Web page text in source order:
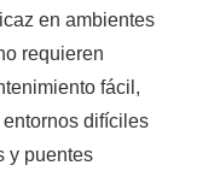
en ambientes
requieren
fácil,
difíciles
y puentes